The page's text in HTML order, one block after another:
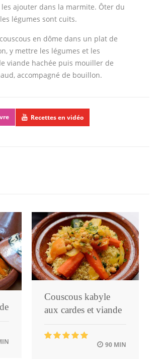
ajouter dans la marmite. Ôter du
légumes sont cuits.
en dôme dans un plat de
y mettre les légumes et les
viande hachée puis mouiller de
accompagné de bouillon.
Recettes en vidéo
Couscous kabyle
aux cardes et viande
90 MIN